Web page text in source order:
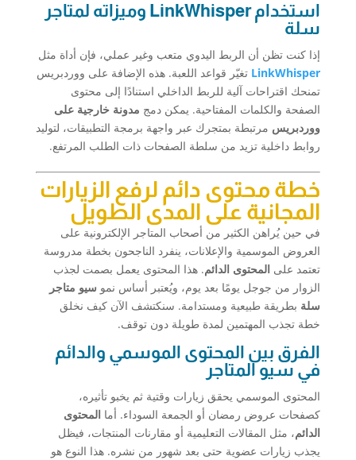
استخدام LinkWhisper وميزاته لمتاجر
سلة
إذا كنت تظن أن الربط اليدوي متعب وغير عملي، فإن أداة مثل
LinkWhisper تغيّر قواعد اللعبة. هذه الإضافة على ووردبريس
تمنحك اقتراحات آلية للربط الداخلي استنادًا إلى محتوى
الصفحة والكلمات المفتاحية. يمكن دمج مدونة خارجية على
ووردبريس مرتبطة بمتجرك عبر واجهة برمجة التطبيقات، لتوليد
روابط داخلية تزيد من سلطة الصفحات ذات الطلب المرتفع.
خطة محتوى دائم لرفع الزيارات
المجانية على المدى الطويل
في حين يُراهن الكثير من أصحاب المتاجر الإلكترونية على
العروض الموسمية والإعلانات، ينفرد الناجحون بخطة مدروسة
تعتمد على المحتوى الدائم. هذا المحتوى يعمل بصمت لجذب
الزوار من جوجل يومًا بعد يوم، ويُعتبر أساس نمو سيو متاجر
سلة بطريقة طبيعية ومستدامة. سنكتشف الآن كيف نخلق
خطة تجذب المهتمين لمدة طويلة دون توقف.
الفرق بين المحتوى الموسمي والدائم
في سيو المتاجر
المحتوى الموسمي يحقق زيارات وقتية ثم يخبو تأثيره،
كصفحات عروض رمضان أو الجمعة السوداء. أما المحتوى
الدائم، مثل المقالات التعليمية أو مقارنات المنتجات، فيظل
يجذب زيارات عضوية حتى بعد شهور من نشره. هذا النوع هو